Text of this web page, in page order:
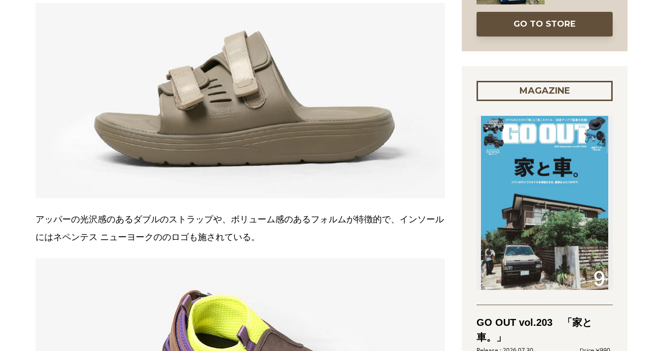
アッパーの光沢感のあるダブルのストラップや、ボリューム感のあるフォルムが特徴的で、インソール
にはネペンテス ニューヨークののロゴも施されている。
GO TO STORE
MAGAZINE
GO OUT vol.203 「家と
車。」